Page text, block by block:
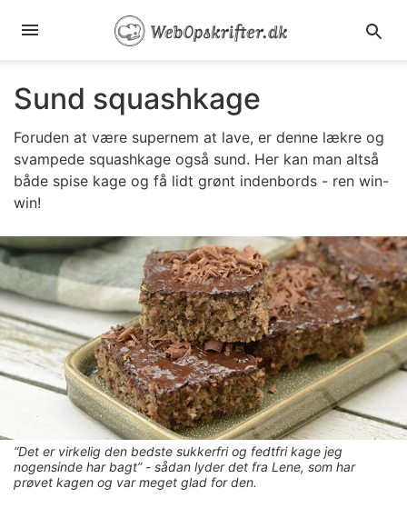
Sund squashkage
Foruden at være supernem at lave, er denne lækre og
svampede squashkage også sund. Her kan man altså
både spise kage og få lidt grønt indenbords - ren win-
win!
“Det er virkelig den bedste sukkerfri og fedtfri kage jeg
nogensinde har bagt” - sådan lyder det fra Lene, som har
prøvet kagen og var meget glad for den.